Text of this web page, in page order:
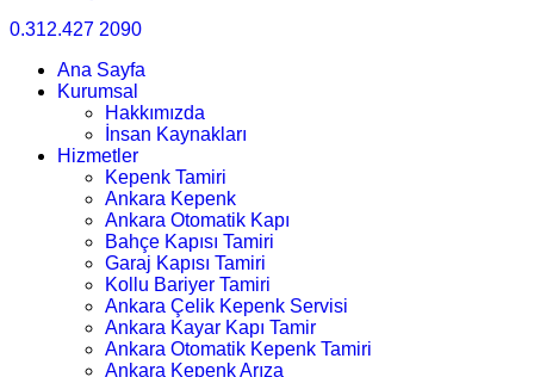
0.312.427 2090
Ana Sayfa
Kurumsal
Hakkımızda
İnsan Kaynakları
Hizmetler
Kepenk Tamiri
Ankara Kepenk
Ankara Otomatik Kapı
Bahçe Kapısı Tamiri
Garaj Kapısı Tamiri
Kollu Bariyer Tamiri
Ankara Çelik Kepenk Servisi
Ankara Kayar Kapı Tamir
Ankara Otomatik Kepenk Tamiri
Ankara Kepenk Arıza